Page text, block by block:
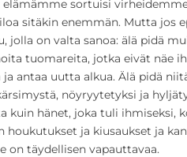
elämämme sortuisi
sitäkin enemmän. Mutta jos
jolla on valta sanoa: älä pidä
tuomareita, jotka eivät näe
antaa uutta alkua. Älä pidä
nöyryytetyksi ja
kuin hänet, joka tuli ihmiseksi,
houkutukset ja kiusaukset ja
on täydellisen vapauttavaa.